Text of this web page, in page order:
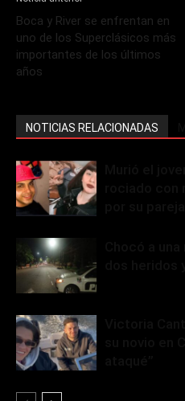
Boca y River se enfrentan en
uno de los Superclásicos más
importantes de los últimos
años
NOTICIAS RELACIONADAS